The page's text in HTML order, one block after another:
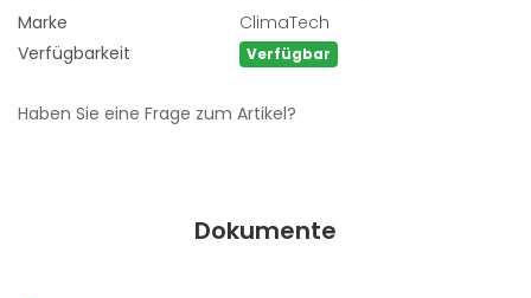
Marke
ClimaTech
Verfügbarkeit
Verfügbar
Haben Sie eine Frage zum Artikel?
Dokumente